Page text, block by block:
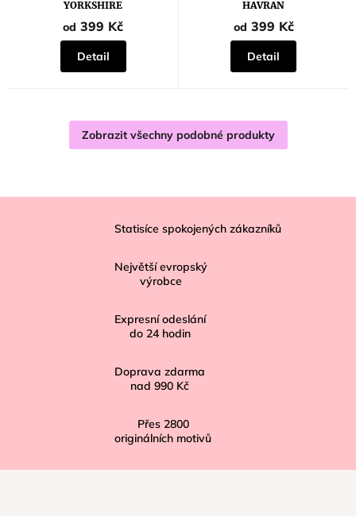
YORKSHIRE
5,0
z
5
hvězdiček.
od 399 Kč
Detail
HAVRAN
od 399 Kč
Detail
Zobrazit všechny podobné produkty
Statisíce spokojených zákazníků
Největší evropský
výrobce
Expresní odeslání
do 24 hodin
Doprava zdarma
nad 990 Kč
Přes 2800
originálních motivů